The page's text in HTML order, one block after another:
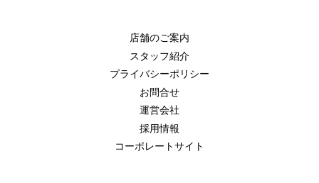
店舗のご案内
スタッフ紹介
プライバシーポリシー
お問合せ
運営会社
採用情報
コーポレートサイト